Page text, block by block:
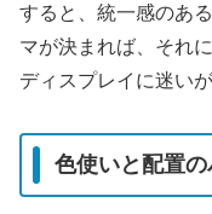
すると、統一感のあ
マが決まれば、それ
ディスプレイに迷い
色使いと配置